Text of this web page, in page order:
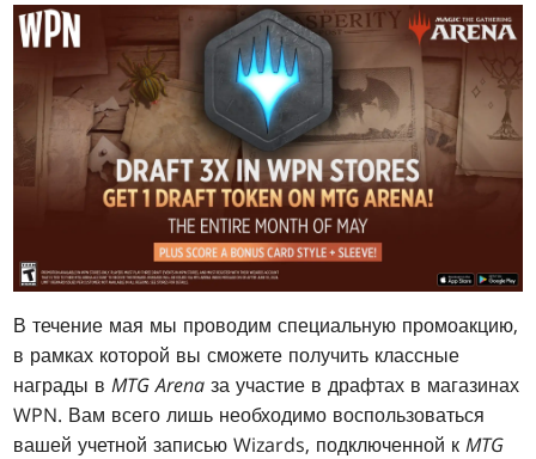
В течение мая мы проводим специальную промоакцию,
в рамках которой вы сможете получить классные
награды вMTG Arenaза участие в драфтах в магазинах
WPN. Вам всего лишь необходимо воспользоваться
вашей учетной записью Wizards, подключенной кMTG